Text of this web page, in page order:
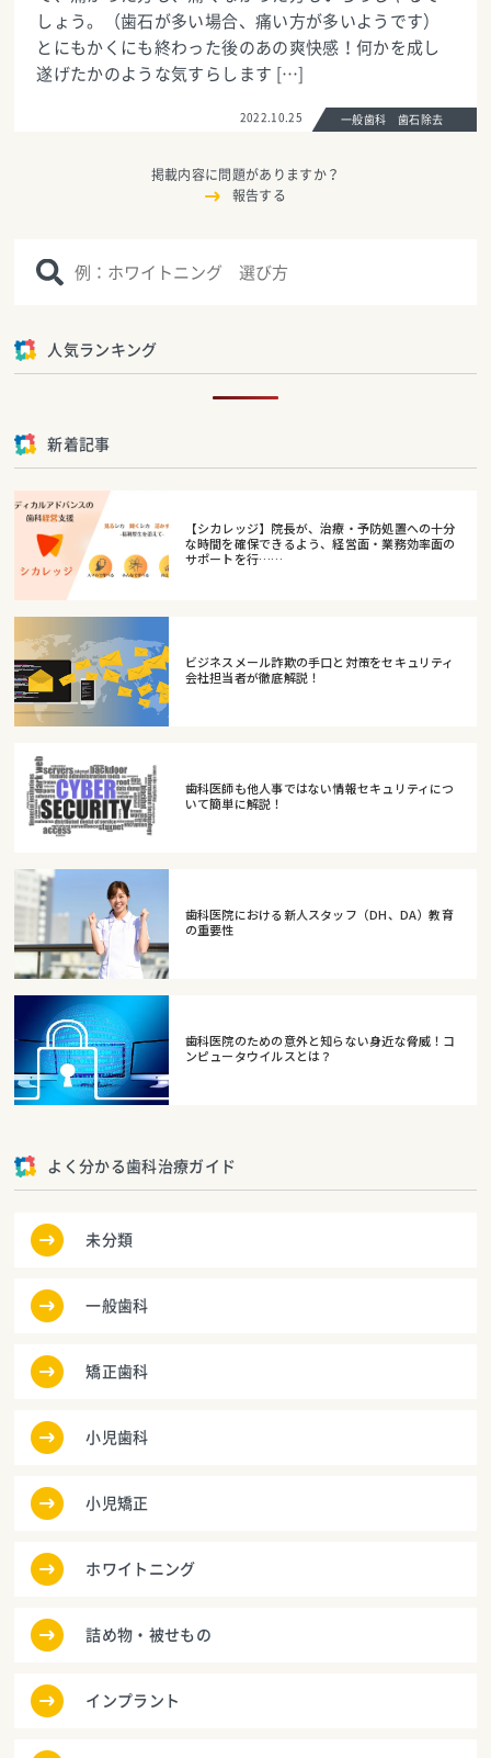
しょう。（歯石が多い場合、痛い方が多いようです）
とにもかくにも終わった後のあの爽快感！何かを成し
遂げたかのような気すらします […]
2022.10.25 一般歯科 歯石除去
掲載内容に問題がありますか？
報告する
人気ランキング
新着記事
【シカレッジ】院長が、治療・予防処置への十分
な時間を確保できるよう、経営面・業務効率面の
サポートを行……
ビジネスメール詐欺の手口と対策をセキュリティ
会社担当者が徹底解説！
歯科医師も他人事ではない情報セキュリティにつ
いて簡単に解説！
歯科医院における新人スタッフ（DH、DA）教育
の重要性
歯科医院のための意外と知らない身近な脅威！コ
ンピュータウイルスとは？
よく分かる歯科治療ガイド
未分類
一般歯科
矯正歯科
小児歯科
小児矯正
ホワイトニング
詰め物・被せもの
インプラント